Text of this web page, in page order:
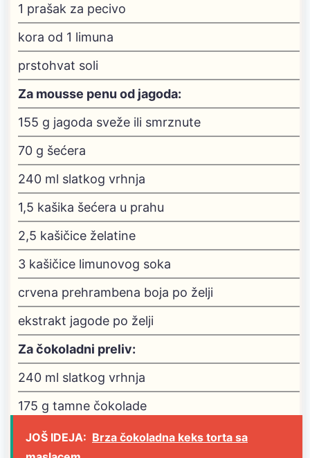
1 prašak za pecivo
kora od 1 limuna
prstohvat soli
Za mousse penu od jagoda:
155 g jagoda sveže ili smrznute
70 g šećera
240 ml slatkog vrhnja
1,5 kašika šećera u prahu
2,5 kašičice želatine
3 kašičice limunovog soka
crvena prehrambena boja po želji
ekstrakt jagode po želji
Za čokoladni preliv:
240 ml slatkog vrhnja
175 g tamne čokolade
JOŠ IDEJA: Brza čokoladna keks torta sa